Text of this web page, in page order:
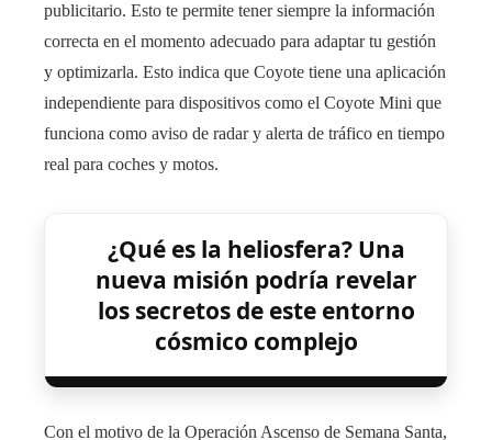
publicitario. Esto te permite tener siempre la información
correcta en el momento adecuado para adaptar tu gestión
y optimizarla. Esto indica que Coyote tiene una aplicación
independiente para dispositivos como el Coyote Mini que
funciona como aviso de radar y alerta de tráfico en tiempo
real para coches y motos.
¿Qué es la heliosfera? Una
nueva misión podría revelar
los secretos de este entorno
cósmico complejo
Con el motivo de la Operación Ascenso de Semana Santa,